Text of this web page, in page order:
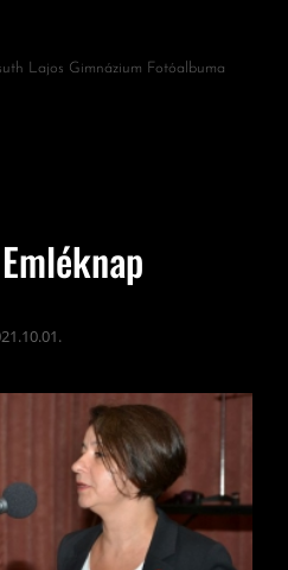
Lajos Gimnázium Fotóalbuma